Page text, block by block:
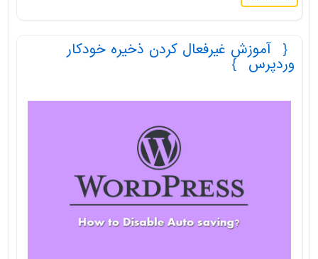
آموزش غیرفعال کردن ذخیره خودکار
وردپرس